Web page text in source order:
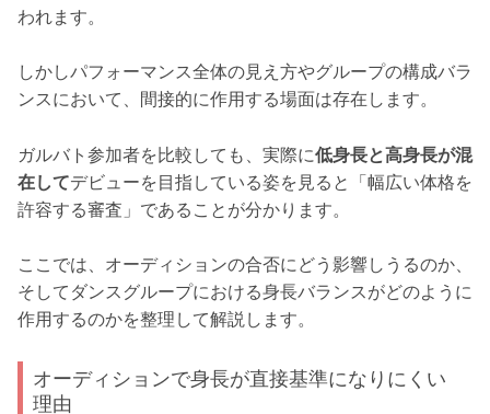
われます。
しかしパフォーマンス全体の見え方やグループの構成バラ
ンスにおいて、間接的に作用する場面は存在します。
ガルバト参加者を比較しても、実際に低身長と高身長が混
在してデビューを目指している姿を見ると「幅広い体格を
許容する審査」であることが分かります。
ここでは、オーディションの合否にどう影響しうるのか、
そしてダンスグループにおける身長バランスがどのように
作用するのかを整理して解説します。
オーディションで身長が直接基準になりにくい
理由